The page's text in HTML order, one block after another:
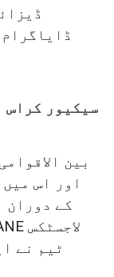
ڈایاگرام 3
سیکیور کراس
بین
اور اس
کے دوران
ٹیم نے